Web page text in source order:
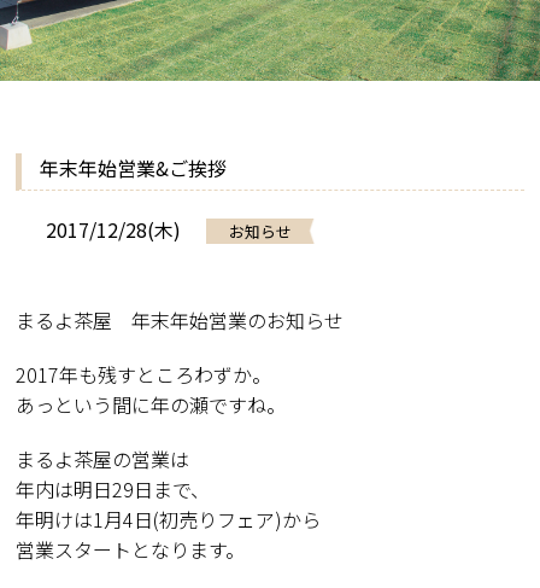
年末年始営業&ご挨拶
2017/12/28(木) お知らせ
まるよ茶屋 年末年始営業のお知らせ
2017年も残すところわずか。
あっという間に年の瀬ですね。
まるよ茶屋の営業は
年内は明日29日まで、
年明けは1月4日(初売りフェア)から
営業スタートとなります。